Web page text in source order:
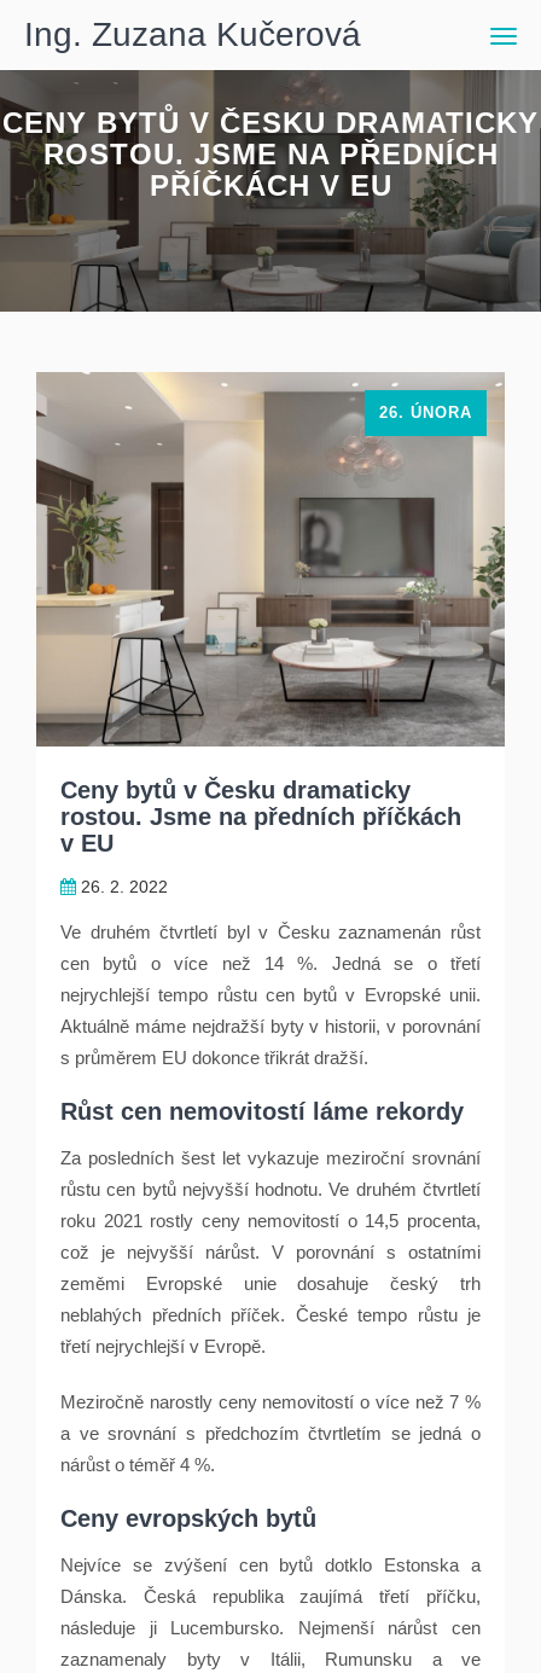
Ing. Zuzana Kučerová
CENY BYTŮ V ČESKU DRAMATICKY
ROSTOU. JSME NA PŘEDNÍCH
PŘÍČKÁCH V EU
Ceny bytů v Česku dramaticky
rostou. Jsme na předních příčkách
v EU
26. 2. 2022
26. ÚNORA
Ve druhém čtvrtletí byl v Česku zaznamenán růst
cen bytů o více než 14 %. Jedná se o třetí
nejrychlejší tempo růstu cen bytů v Evropské unii.
Aktuálně máme nejdražší byty v historii, v porovnání
s průměrem EU dokonce třikrát dražší.
Růst cen nemovitostí láme rekordy
Za posledních šest let vykazuje meziroční srovnání
růstu cen bytů nejvyšší hodnotu. Ve druhém čtvrtletí
roku 2021 rostly ceny nemovitostí o 14,5 procenta,
což je nejvyšší nárůst. V porovnání s ostatními
zeměmi Evropské unie dosahuje český trh
neblahých předních příček. České tempo růstu je
třetí nejrychlejší v Evropě.
Meziročně narostly ceny nemovitostí o více než 7 %
a ve srovnání s předchozím čtvrtletím se jedná o
nárůst o téměř 4 %.
Ceny evropských bytů
Nejvíce se zvýšení cen bytů dotklo Estonska a
Dánska. Česká republika zaujímá třetí příčku,
následuje ji Lucembursko. Nejmenší nárůst cen
zaznamenaly byty v Itálii, Rumunsku a ve